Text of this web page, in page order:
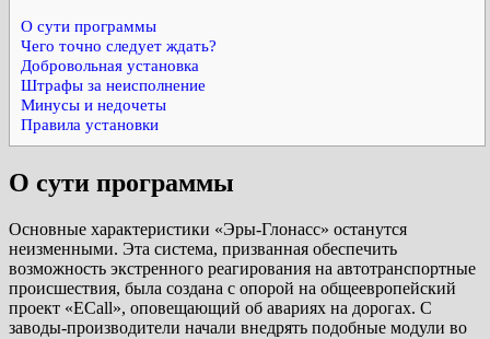
О сути программы
Чего точно следует ждать?
Добровольная установка
Штрафы за неисполнение
Минусы и недочеты
Правила установки
О сути программы
Основные характеристики «Эры-Глонасс» останутся
неизменными. Эта система, призванная обеспечить
возможность экстренного реагирования на автотранспортные
происшествия, была создана с опорой на общеевропейский
проект «ECall», оповещающий об авариях на дорогах. С
заводы-производители начали внедрять подобные модули во